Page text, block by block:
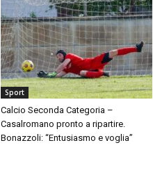
Sport
Calcio Seconda Categoria –
Casalromano pronto a ripartire.
Bonazzoli: “Entusiasmo e voglia”